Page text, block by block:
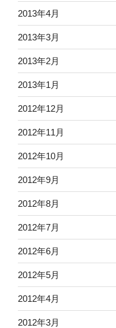
2013年4月
2013年3月
2013年2月
2013年1月
2012年12月
2012年11月
2012年10月
2012年9月
2012年8月
2012年7月
2012年6月
2012年5月
2012年4月
2012年3月